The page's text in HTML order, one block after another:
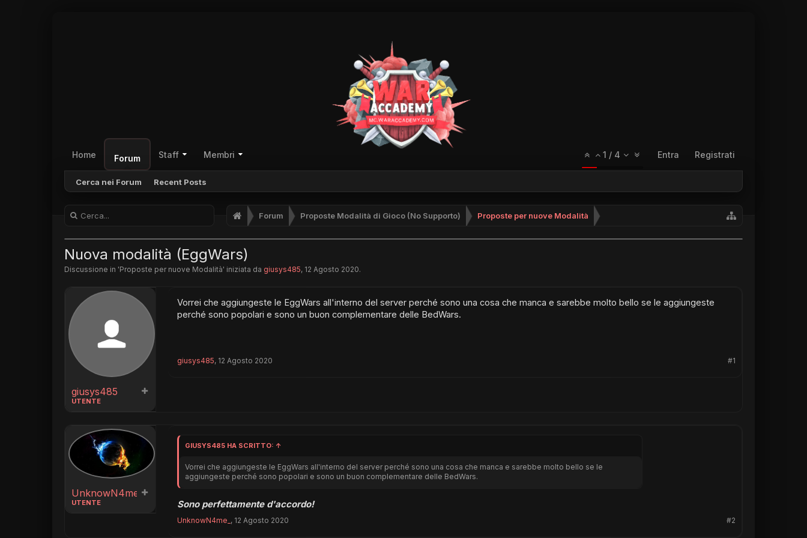
Home Forum
Cerca nei Forum Recent Posts
Staff Membri 1 / 4 Entra Registrati
Forum Proposte Modalità di Gioco (No Supporto) Proposte per nuove Modalità
Nuova modalità (EggWars)
Discussione in 'Proposte per nuove Modalità' iniziata da giusys485, 12 Agosto 2020.
giusys485
UTENTE
Vorrei che aggiungeste le EggWars all'interno del server perché sono una cosa che manca e sarebbe molto bello se le aggiungeste
perché sono popolari e sono un buon complementare delle BedWars.
#1
giusys485, 12 Agosto 2020
UnknowN4me_
UTENTE
GIUSYS485 HA SCRITTO: ↑
Vorrei che aggiungeste le EggWars all'interno del server perché sono una cosa che manca e sarebbe molto bello se le
aggiungeste perché sono popolari e sono un buon complementare delle BedWars.
Sono perfettamente d'accordo!
#2
UnknowN4me_ , 12 Agosto 2020